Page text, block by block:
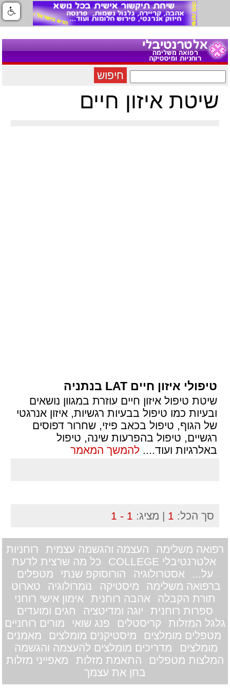
חיפוש
שיטת איזון חיים
טיפולי איזון חיים LAT בנתניה
שיטת טיפול איזון חיים עוזרת במגוון נושאים
ובעיות כמו טיפול בבעיות רגשיות, איזון אנרגטי
של הגוף, טיפול בכאב פיזי, שחרור דפוסים
רגשיים, טיפול בהפרעות שינה, טיפול
באלרגיות ועוד.... להמשך המאמר
סך הכל: 1 | מציג: 1 - 1
רפואה משלימה העצמה והגשמה עצמית
רוחניות
אלטרנטיבלי COLLEGE
כל מה שרצית לדעת
על...
אסטרולוגיה הורוסוקפ שנתי
מטפלים
ברפואה משלימה
מיסטיקה נומרולוגיה
טארוט
תורת הקבלה
אהבה רוחנית
אימון אישי רוחני
ספרות רוחנית
יוגה ומדיטציה
חגים ומועדים
גלגל המזלות
קריסטלים פנג שואי
מורים רוחניים
מטפלים מומלצים
מיסטיקנים מומלצים
מאמנים
מומלצים
מדריכים מומלצים להעצמה והגשמה
המלצות מטפלים
התאמת מזלות
מאפייני מזלות
בחן את עצמך